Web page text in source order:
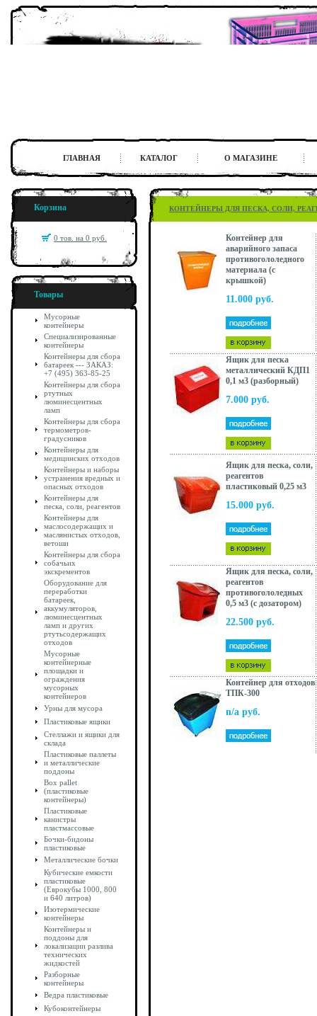
ГЛАВНАЯ КАТАЛОГ О МАГАЗИНЕ
Корзина
0 тов. на 0 руб.
Товары
Мусорные
контейнеры
Специализированные
контейнеры
Контейнеры для сбора
батареек --- ЗАКАЗ:
+7 (495) 363-85-25
Контейнеры для сбора
ртутных
люминесцентных
ламп
Контейнеры для сбора
термометров-
градусников
Контейнеры для
медицинских отходов
Контейнеры и наборы
устранения вредных и
опасных отходов
Контейнеры для
песка, соли, реагентов
Контейнеры для
маслосодержащих и
маслянистых отходов,
ветоши
Контейнеры для сбора
собачьих
экскрементов
Оборудование для
переработки
батареек,
аккумуляторов,
люминесцентных
ламп и других
ртутьсодержащих
отходов
Мусорные
контейнерные
площадки и
ограждения
мусорных
контейнеров
Урны для мусора
Пластиковые ящики
Стеллажи и ящики для
склада
Пластиковые паллеты
и металлические
поддоны
Box pallet
(пластиковые
контейнеры)
Пластиковые
канистры
пластмассовые
Бочки-бидоны
пластиковые
Металлические бочки
Кубические емкости
пластиковые
(Еврокубы 1000, 800
и 640 литров)
Изотермические
контейнеры
Контейнеры и
поддоны для
локализации разлива
технических
жидкостей
Разборные
контейнеры
Ведра пластиковые
Кубоконтейнеры
КОНТЕЙНЕРЫ ДЛЯ ПЕСКА, СОЛИ,
Контейнер для
аварийного запаса
противогололедного
материала (с
крышкой)
11.000 руб.
Ящик для песка
металлический КДП1
0,1 м3 (разборный)
7.000 руб.
Ящик для песка, соли,
реагентов
пластиковый 0,25 м3
15.000 руб.
Ящик для песка, соли,
реагентов
противогололедных
0,5 м3 (с дозатором)
22.500 руб.
Контейнер для отходов
ТПК-300
n/a руб.